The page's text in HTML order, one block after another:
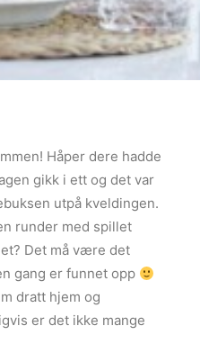
Håper dere hadde
gikk i ett og det var
utpå kveldingen.
runder med spillet
Det må være det
gang er funnet opp
dratt hjem og
er det ikke mange